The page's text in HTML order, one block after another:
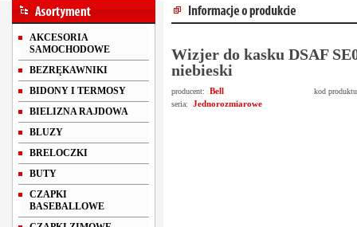
AKCESORIA
SAMOCHODOWE
BEZRĘKAWNIKI
BIDONY I TERMOSY
BIELIZNA RAJDOWA
BLUZY
BRELOCZKI
BUTY
CZAPKI
BASEBALLOWE
Wizjer do kasku DSAF
niebieski
producent: Bell
kod
seria:
Jednorozmiarowe